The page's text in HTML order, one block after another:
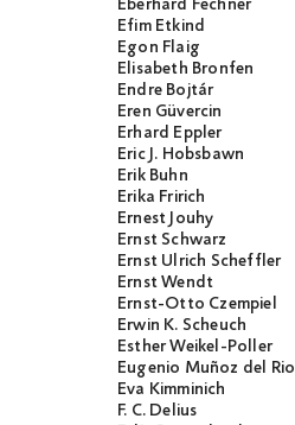
Eberhard Fechner
Efim Etkind
Egon Flaig
Elisabeth Bronfen
Endre Bojtár
Eren Güvercin
Erhard Eppler
Eric J. Hobsbawn
Erik Buhn
Erika Fririch
Ernest Jouhy
Ernst Schwarz
Ernst Ulrich Scheffler
Ernst Wendt
Ernst-Otto Czempiel
Erwin K. Scheuch
Esther Weikel-Poller
Eugenio Muñoz del Rio
Eva Kimminich
F. C. Delius